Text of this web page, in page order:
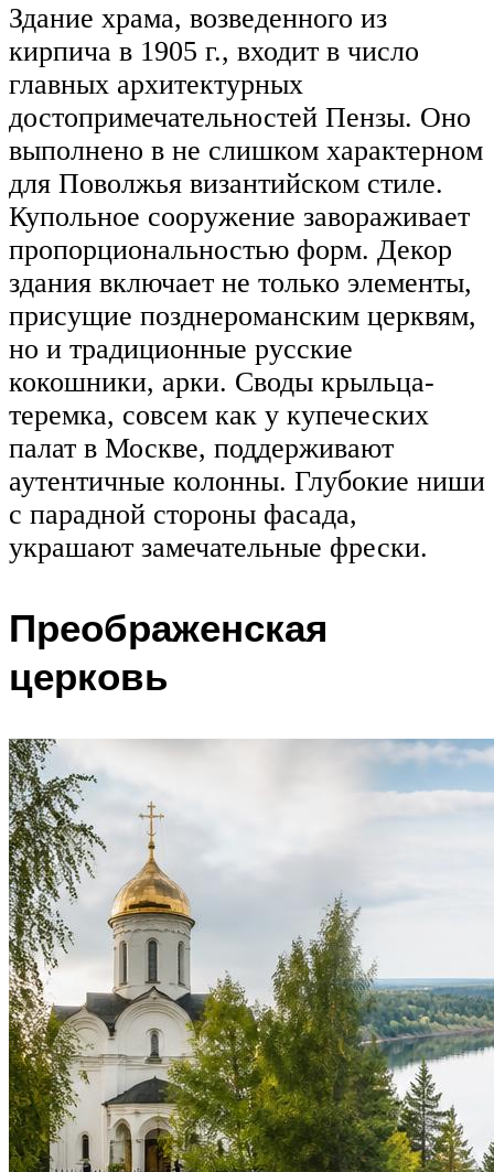
Здание храма, возведенного из
кирпича в 1905 г., входит в число
главных архитектурных
достопримечательностей Пензы. Оно
выполнено в не слишком характерном
для Поволжья византийском стиле.
Купольное сооружение завораживает
пропорциональностью форм. Декор
здания включает не только элементы,
присущие позднероманским церквям,
но и традиционные русские
кокошники, арки. Своды крыльца-
теремка, совсем как у купеческих
палат в Москве, поддерживают
аутентичные колонны. Глубокие ниши
с парадной стороны фасада,
украшают замечательные фрески.
Преображенская
церковь